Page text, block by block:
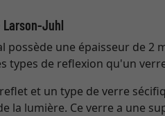
Juhl
possède une épaisseur de 2
types de reflexion qu'un
et un type de verre
la lumière. Ce verre a une